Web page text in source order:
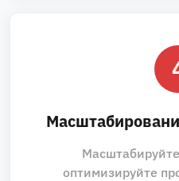
оптимизируйте